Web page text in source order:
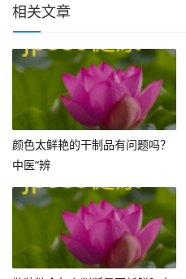
相关文章
颜色太鲜艳的干制品有问题吗？
中医“辨